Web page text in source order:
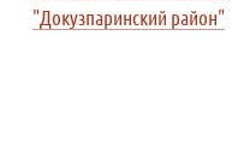
"Докузпаринский район"